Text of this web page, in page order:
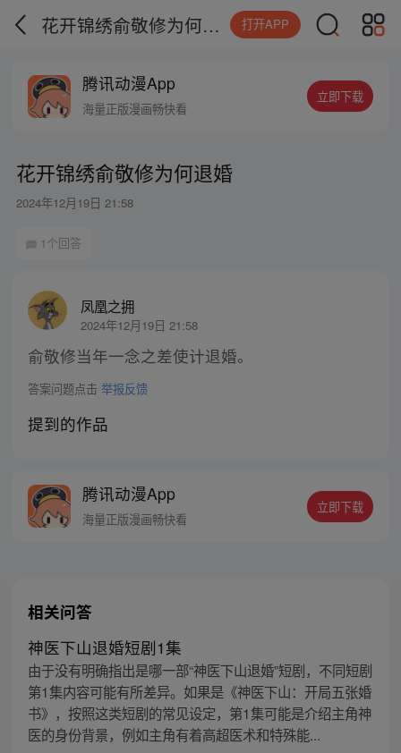
花开锦绣俞敬修为何退婚 打开APP
腾讯动漫App
海量正版漫画畅快看
立即下载
花开锦绣俞敬修为何退婚
2024年12月19日 21:58
1个回答
凤凰之拥
2024年12月19日 21:58
俞敬修当年一念之差使计退婚。
答案问题点击 举报反馈
提到的作品
腾讯动漫App
海量正版漫画畅快看
立即下载
相关问答
神医下山退婚短剧1集
由于没有明确指出是哪一部“神医下山退婚”短剧，不同短剧
第1集内容可能有所差异。如果是《神医下山：开局五张婚
书》，按照这类短剧的常见设定，第1集可能是介绍主角神
医的身份背景，例如主角有着高超医术和特殊能...